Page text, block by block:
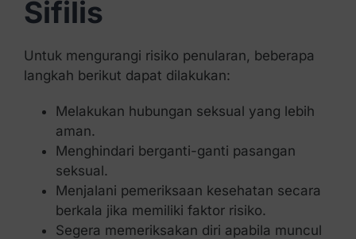
Sifilis
Untuk mengurangi risiko penularan, beberapa
langkah berikut dapat dilakukan:
Melakukan hubungan seksual yang lebih
aman.
Menghindari berganti-ganti pasangan
seksual.
Menjalani pemeriksaan kesehatan secara
berkala jika memiliki faktor risiko.
Segera memeriksakan diri apabila muncul